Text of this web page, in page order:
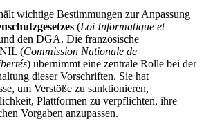
wichtige Bestimmungen zur Anpassung
(Loi Informatique et
den DGA. Die französische
(Commission Nationale de
) übernimmt eine zentrale Rolle bei der
dieser Vorschriften. Sie hat
um Verstöße zu sanktionieren,
Plattformen zu verpflichten, ihre
Vorgaben anzupassen.